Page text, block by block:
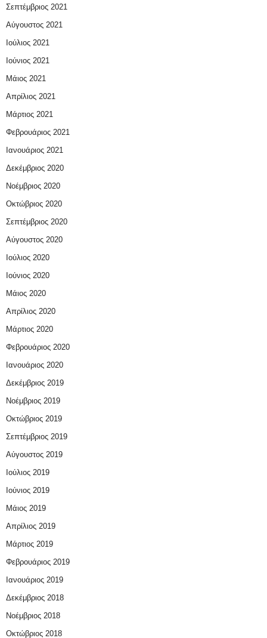
Σεπτέμβριος 2021
Αύγουστος 2021
Ιούλιος 2021
Ιούνιος 2021
Μάιος 2021
Απρίλιος 2021
Μάρτιος 2021
Φεβρουάριος 2021
Ιανουάριος 2021
Δεκέμβριος 2020
Νοέμβριος 2020
Οκτώβριος 2020
Σεπτέμβριος 2020
Αύγουστος 2020
Ιούλιος 2020
Ιούνιος 2020
Μάιος 2020
Απρίλιος 2020
Μάρτιος 2020
Φεβρουάριος 2020
Ιανουάριος 2020
Δεκέμβριος 2019
Νοέμβριος 2019
Οκτώβριος 2019
Σεπτέμβριος 2019
Αύγουστος 2019
Ιούλιος 2019
Ιούνιος 2019
Μάιος 2019
Απρίλιος 2019
Μάρτιος 2019
Φεβρουάριος 2019
Ιανουάριος 2019
Δεκέμβριος 2018
Νοέμβριος 2018
Οκτώβριος 2018